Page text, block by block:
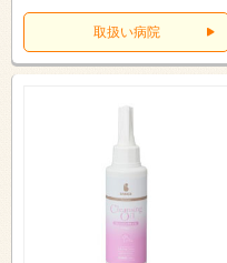
取扱い病院